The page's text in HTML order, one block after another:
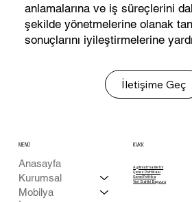
İletişime Geç
anlamalarına ve iş süreçlerini
şekilde yönetmelerine olanak
sonuçlarını iyileştirmelerine
MENÜ
Anasayfa
Kurumsal
Mobilya
KVKK
Aydınlatma Metni
Çerez Politikası
Genel Politika
Veri Sahibi Başvuru